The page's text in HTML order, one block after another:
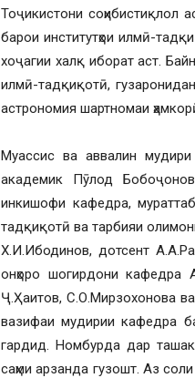
Тоҷикистони соҳибистиқлол
барои институтҳои илмӣ-
хоҷагии халқ иборат аст.
илмӣ-тадқиқотӣ,
астрономия шартномаи
Муассис ва аввалин
академик Пӯлод
инкишофи кафедра,
тадқиқотӣ ва тарбияи
Х.И.Ибодинов, дотсент
онҳоро шогирдони кафедра
Ҷ.Ҳаитов, С.О.Мирзохонова
вазифаи мудирии кафедра
гардид. Номбурда дар
саҳми арзанда гузошт. Аз